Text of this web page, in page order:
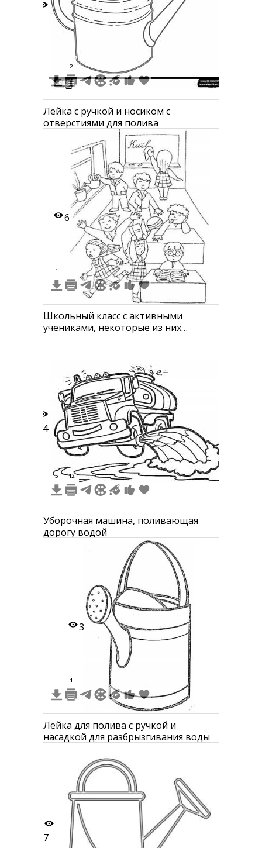
2
Лейка с ручкой и носиком с
отверстиями для полива
6
1
Школьный класс с активными
учениками, некоторые из них
24
5 12
Уборочная машина, поливающая
дорогу водой
3
1
Лейка для полива с ручкой и
насадкой для разбрызгивания воды
7